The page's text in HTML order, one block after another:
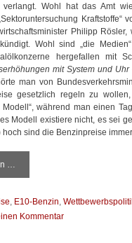
u
n
t
e
r
l
ä
s
s
t
verlangt. Wohl hat das Amt
Kraftstoffe“
Philipp
Wohl sind „die
hergefallen mit
mit System und Uhr
man von
gesetzlich regeln zu
Modell“, während man einen
Modell existiere nicht, es sei
hoch sind die Benzinpreise
…
b
u
c
, E10-Benzin,
Kommentar